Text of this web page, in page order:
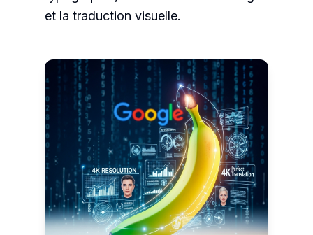
et la traduction visuelle.